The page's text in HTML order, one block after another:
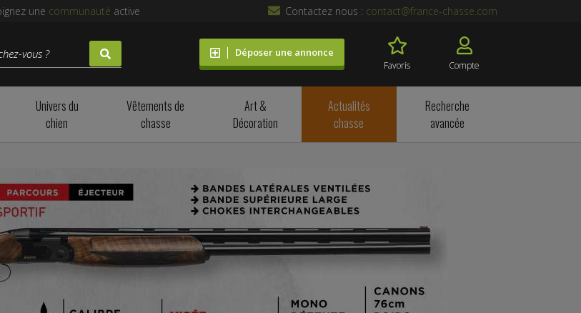
une communauté active Contactez nous : contact@france-chasse.com
Déposer une annonce
Favoris Compte
Univers du
chien
Vêtements de
chasse
Art &
Décoration
Actualités
chasse
Recherche
avancée